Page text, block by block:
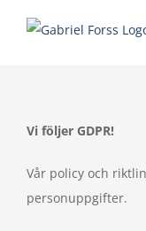
Vi följer GDPR!
Vår policy och
personuppgifter.